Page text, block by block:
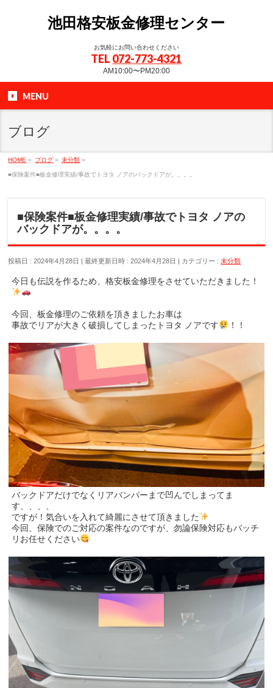
池田格安板金修理センター
お気軽にお問い合わせください
TEL 072-773-4321
AM10:00〜PM20:00
MENU
ブログ
HOME » ブログ » 未分類 »
■保険案件■板金修理実績/事故でトヨタ ノアのバックドアが。。。。
■保険案件■板金修理実績/事故でトヨタ ノアの
バックドアが。。。。
投稿日 : 2024年4月28日 最終更新日時 : 2024年4月28日 カテゴリー :未分類
今日も伝説を作るため、格安板金修理をさせていただきました！
今回、板金修理のご依頼を頂きましたお車は
事故でリアが大きく破損してしまったトヨタ ノアです
！！
バックドアだけでなくリアバンパーまで凹んでしまってま
す、、、、
⁡ですが！気合いを入れて綺麗にさせて頂きました
今回、保険でのご対応の案件なのですが、勿論保険対応もバッチ
リお任せください